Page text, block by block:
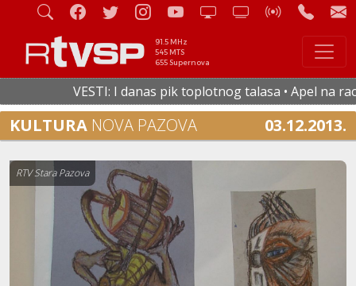
91.5 MHz
545 MTS
655 Supernova
VESTI: I danas pik toplotnog talasa • Apel na
KULTURA NOVA PAZOVA 03.12.2013.
RTV Stara Pazova